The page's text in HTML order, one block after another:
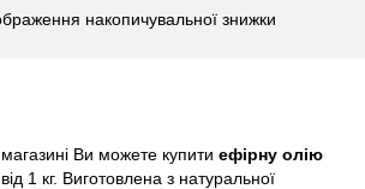
накопичувальної знижки
Ви можете купити ефірну олію
від 1 кг. Виготовлена з натуральної